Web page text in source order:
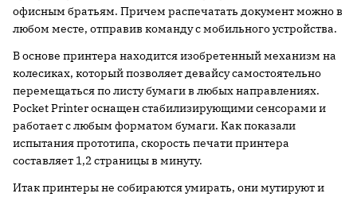
офисным братьям. Причем распечатать документ можно в
любом месте, отправив команду с мобильного устройства.
В основе принтера находится изобретенный механизм на
колесиках, который позволяет девайсу самостоятельно
перемещаться по листу бумаги в любых направлениях.
Pocket Printer оснащен стабилизирующими сенсорами и
работает с любым форматом бумаги. Как показали
испытания прототипа, скорость печати принтера
составляет 1,2 страницы в минуту.
Итак принтеры не собираются умирать, они мутируют и